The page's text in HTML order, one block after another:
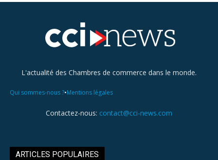
L'actualité des Chambres de commerce dans le monde.
Qui sommes-nous ?•Mentions légales
Contactez-nous: contact@cci-news.com
ARTICLES POPULAIRES